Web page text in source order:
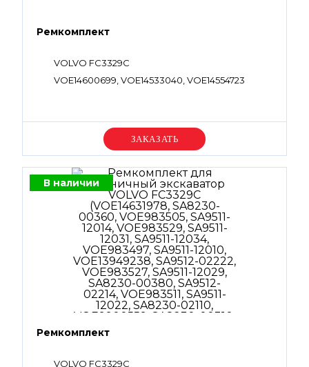
Ремкомплект
VOLVO FC3329C
VOE14600699, VOE14533040, VOE14554723
Уточняйте цену
В наличии
Ремкомплект
VOLVO FC3329C